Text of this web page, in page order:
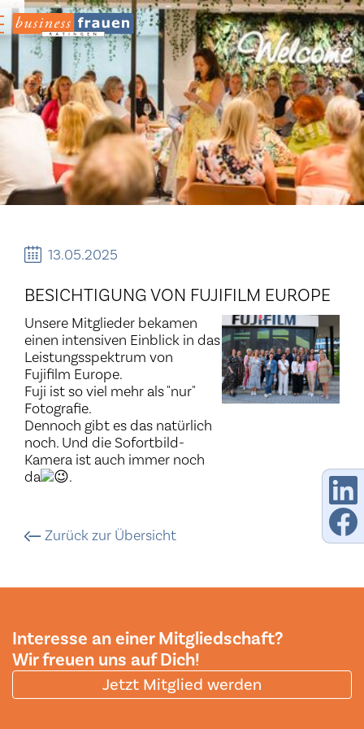
13.05.2025
BESICHTIGUNG VON FUJIFILM EUROPE
Unsere Mitglieder bekamen
einen intensiven Einblick in das
Leistungsspektrum von
Fujifilm Europe.
Fuji ist so viel mehr als "nur"
Fotografie.
Dennoch gibt es das natürlich
noch. Und die Sofortbild-
Kamera ist auch immer noch
da
.
Zurück zur Übersicht
Interesse an einer Mitgliedschaft?
Wir freuen uns auf Dich!
Jetzt Mitglied werden